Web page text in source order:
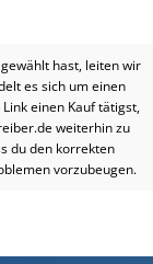
hast, leiten wir
es sich um einen
einen Kauf tätigst,
weiterhin zu
du den korrekten
vorzubeugen.